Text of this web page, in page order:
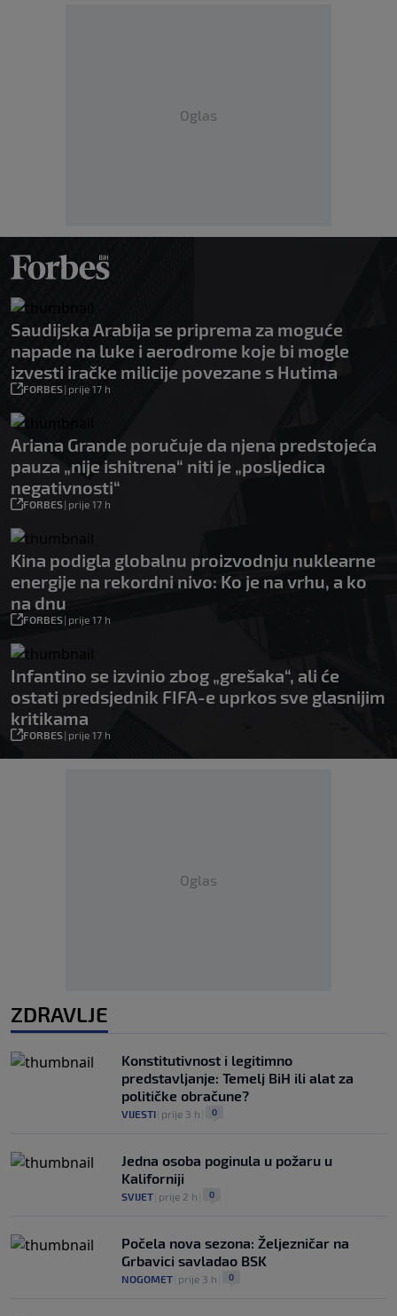
Oglas
Saudijska Arabija se priprema za moguće
napade na luke i aerodrome koje bi mogle
izvesti iračke milicije povezane s Hutima
FORBES| prije 17 h
Ariana Grande poručuje da njena predstojeća
pauza „nije ishitrena“ niti je „posljedica
negativnosti“
FORBES| prije 17 h
Kina podigla globalnu proizvodnju nuklearne
energije na rekordni nivo: Ko je na vrhu, a ko
na dnu
FORBES| prije 17 h
Infantino se izvinio zbog „grešaka“, ali će
ostati predsjednik FIFA-e uprkos sve glasnijim
kritikama
FORBES| prije 17 h
Oglas
ZDRAVLJE
Konstitutivnost i legitimno
predstavljanje: Temelj BiH ili alat za
političke obračune?
VIJESTI prije 3 h 0
Jedna osoba poginula u požaru u
Kaliforniji
SVIJET prije 2 h 0
Počela nova sezona: Željezničar na
Grbavici savladao BSK
NOGOMET prije 3 h 0